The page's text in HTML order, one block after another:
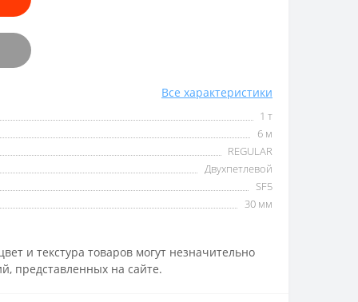
Все характеристики
1 т
6 м
REGULAR
Двухпетлевой
SF5
30 мм
и текстура товаров могут незначительно
представленных на сайте.